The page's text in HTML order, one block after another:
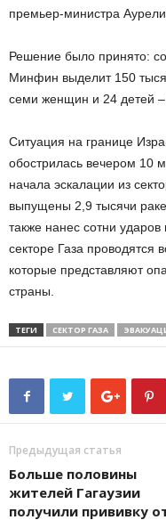
премьер-министра
Решение было принято:
Минфин выделит 150
семи женщин и 24 детей –
Ситуация на границе
обострилась вечером 10
начала эскалации из
выпущены 2,9 тысячи
также нанес сотни
секторе Газа проводятся
которые представляют
страны.
ТЕГИ СЕКТОР ГАЗА
Предыдущая статья
Больше половины
жителей Гагаузии
получили прививку